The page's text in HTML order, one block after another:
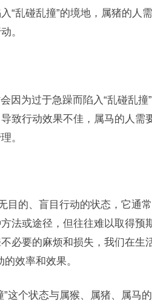
“乱碰乱撞”的境地，属猪的人
。
因为过于急躁而陷入“乱碰乱撞
致行动效果不佳，属马的人需
。
目的、盲目行动的状态，它通
法或途径，但往往难以取得预
必要的麻烦和损失，我们在生
效率和效果。
这个状态与属猴、属猪、属马